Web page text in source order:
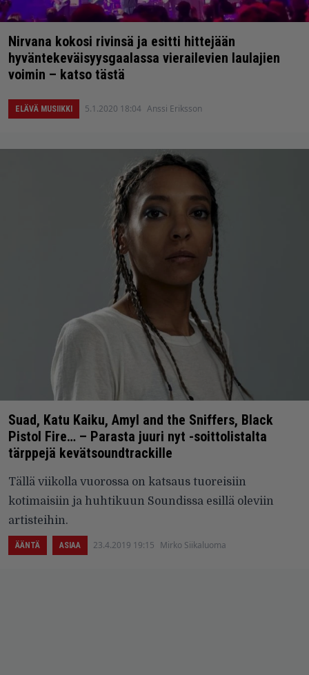
Nirvana kokosi rivinsä ja esitti hittejään
hyväntekeväisyysgaalassa vierailevien laulajien
voimin – katso tästä
ELÄVÄ MUSIIKKI 5.1.2020 18:04 Anssi Eriksson
Suad, Katu Kaiku, Amyl and the Sniffers, Black
Pistol Fire… – Parasta juuri nyt -soittolistalta
tärppejä kevätsoundtrackille
Tällä viikolla vuorossa on katsaus tuoreisiin
kotimaisiin ja huhtikuun Soundissa esillä oleviin
artisteihin.
ÄÄNTÄ ASIAA 23.4.2019 19:15 Mirko Siikaluoma